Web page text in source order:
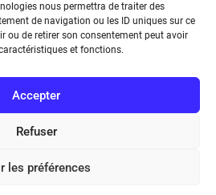
nous permettra de traiter des
de navigation ou les ID uniques sur ce
ou de retirer son consentement peut avoir
et fonctions.
Accepter
Refuser
les préférences
découvertes d’André-
de Vente
Code APE : 9412Z TVA intra-
393 232